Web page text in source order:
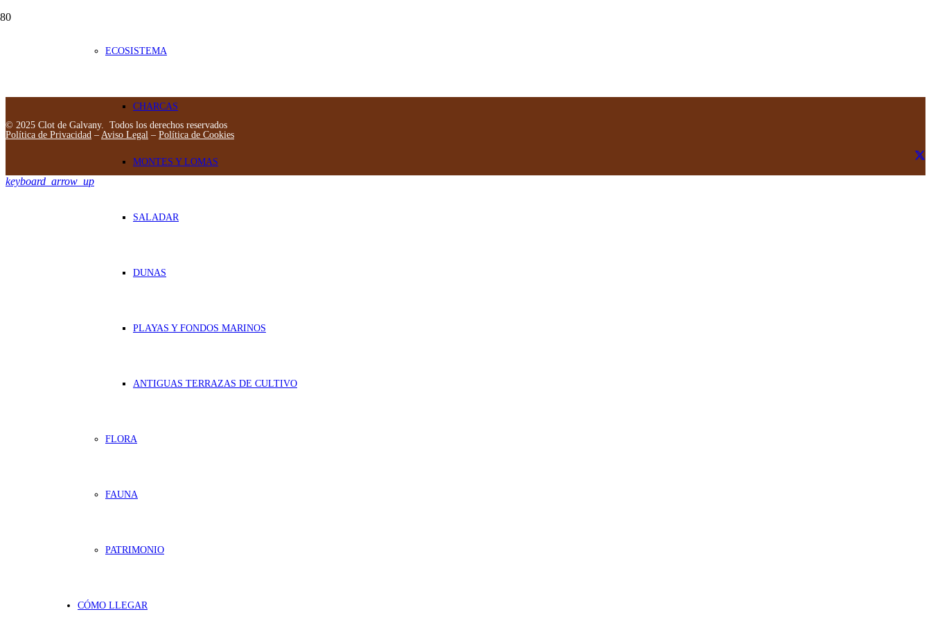
ECOSISTEMA
CHARCAS
MONTES Y LOMAS
SALADAR
DUNAS
PLAYAS Y FONDOS MARINOS
ANTIGUAS TERRAZAS DE CULTIVO
FLORA
FAUNA
PATRIMONIO
CÓMO LLEGAR
© 2025 Clot de Galvany. Todos los derechos reservados
Política de Privacidad – Aviso Legal – Política de Cookies
keyboard_arrow_up